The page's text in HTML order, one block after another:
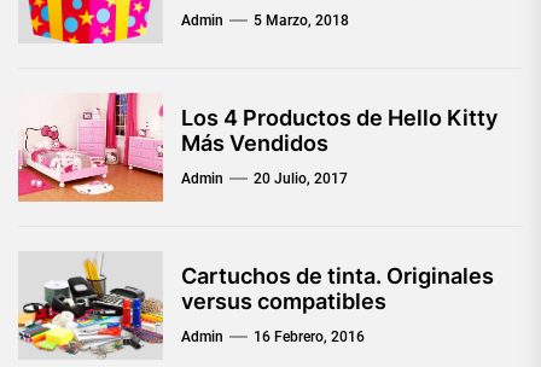
Admin 5 Marzo, 2018
Los 4 Productos de Hello Kitty
Más Vendidos
Admin 20 Julio, 2017
Cartuchos de tinta. Originales
versus compatibles
Admin 16 Febrero, 2016